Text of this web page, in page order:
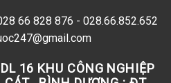
66 828 876 - 028.66.852.652
16 KHU CÔNG NGHIỆP